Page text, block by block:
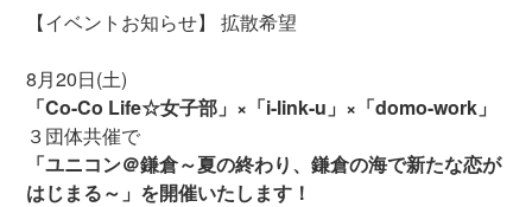
【イベントお知らせ】 拡散希望
8月20日(土)
「Co-Co Life☆女子部」×「i-link-u」×「domo-work」
３団体共催で
「ユニコン＠鎌倉～夏の終わり、鎌倉の海で新たな恋が
はじまる～」を開催いたします！